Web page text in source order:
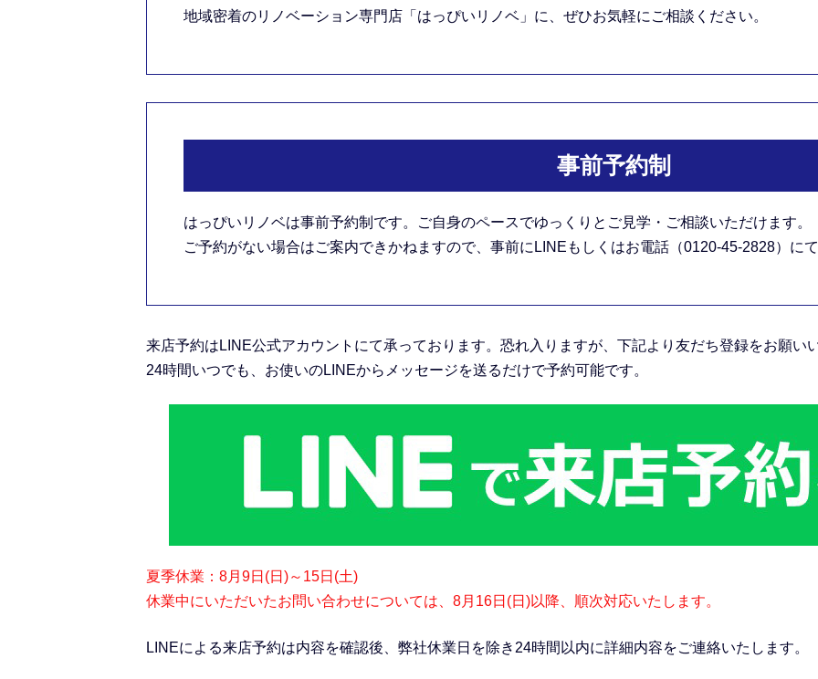
地域密着のリノベーション専門店「はっぴいリノベ」に、ぜひお気軽にご相談ください。
事前予約制
はっぴいリノベは事前予約制です。
ご自身のペースでゆっくりとご見学・ご相談いただけます。
ご予約がない場合はご案内できかねますので、事前にLINEもしくはお電話（0120-45-2828）に
来店予約は LINE公式アカウント にて承っております。恐れ入りますが、下記より友だち登録をお願い
24時間いつでも、お使いのLINEからメッセージを送るだけで予約可能です。
夏季休業：8月9日(日)～15日(土)
休業中にいただいたお問い合わせについては、8月16日(日)以降、順次対応いたします。
LINEによる来店予約は内容を確認後、弊社休業日を除き24時間以内に詳細内容をご連絡いたします。